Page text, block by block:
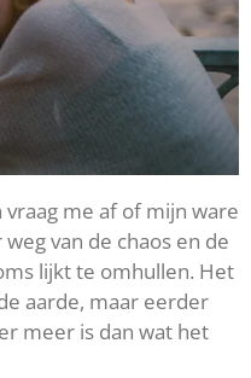
vraag me af of mijn ware
van de chaos en de
lijkt te omhullen. Het
aarde, maar eerder
meer is dan wat het